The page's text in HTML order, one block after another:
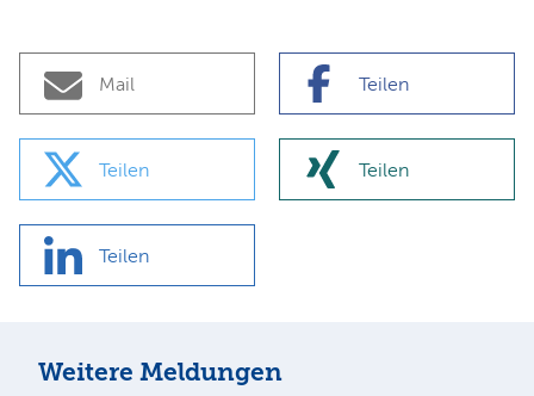
Mail Teilen
Teilen Teilen
Teilen
Weitere Meldungen